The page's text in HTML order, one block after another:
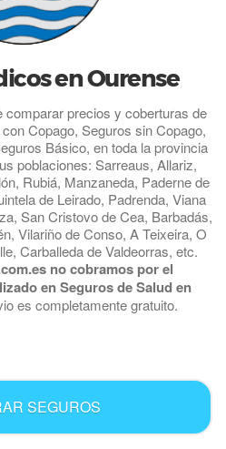
en Ourense
comparar precios y coberturas de
Copago, Seguros sin Copago,
Básico, en toda la provincia
poblaciones: Sarreaus, Allariz,
Rubiá, Manzaneda, Paderne de
de Leirado, Padrenda, Viana
San Cristovo de Cea, Barbadás,
Vilariño de Conso, A Teixeira, O
Carballeda de Valdeorras, etc.
no cobramos por el
en Seguros de Salud en
es completamente gratuito.
SEGUROS